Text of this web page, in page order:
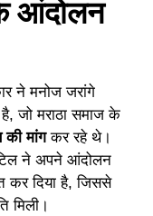
आंदोलन
ने मनोज जरांगे
है, जो मराठा समाज के
की मांगकर रहे थे।
ने अपने आंदोलन
कर दिया है, जिससे
मिली।